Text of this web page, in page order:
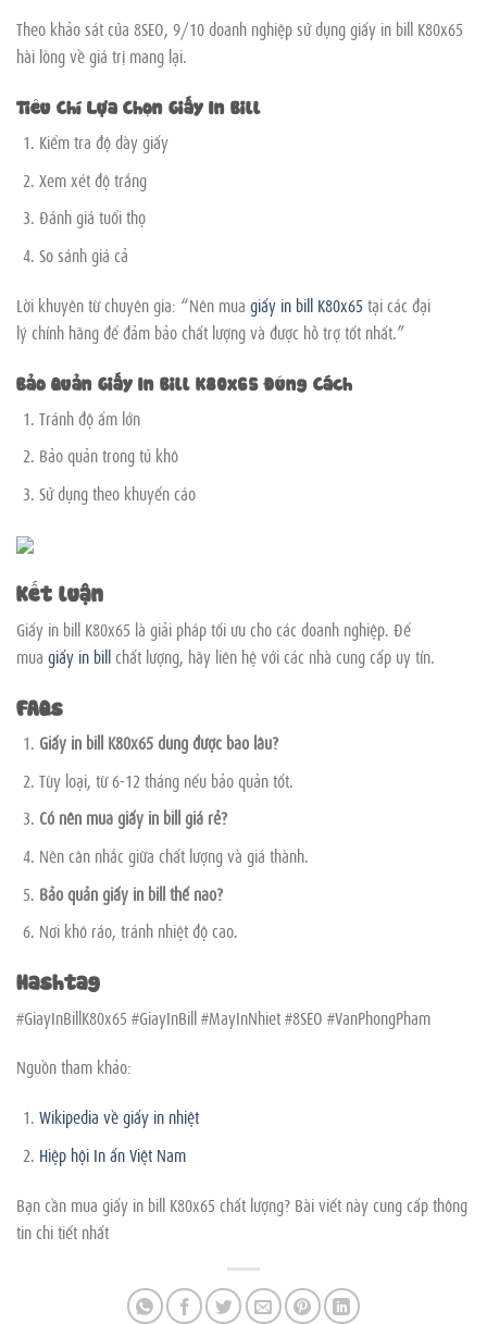
Theo khảo sát của 8SEO, 9/10 doanh nghiệp sử dụng giấy in bill K80x65
hài lòng về giá trị mang lại.
Tiêu Chí Lựa Chọn Giấy In Bill
Kiểm tra độ dày giấy
Xem xét độ trắng
Đánh giá tuổi thọ
So sánh giá cả
Lời khuyên từ chuyên gia: “Nên mua giấy in bill K80x65tại các đại
lý chính hãng để đảm bảo chất lượng và được hỗ trợ tốt nhất.”
Bảo Quản Giấy In Bill K80x65 Đúng Cách
Tránh độ ẩm lớn
Bảo quản trong tủ khô
Sử dụng theo khuyến cáo
Kết luận
Giấy in bill K80x65 là giải pháp tối ưu cho các doanh nghiệp. Để
mua giấy in billchất lượng, hãy liên hệ với các nhà cung cấp uy tín.
FAQs
Giấy in bill K80x65 dùng được bao lâu?
Tùy loại, từ 6-12 tháng nếu bảo quản tốt.
Có nên mua giấy in bill giá rẻ?
Nên cân nhắc giữa chất lượng và giá thành.
Bảo quản giấy in bill thế nào?
Nơi khô ráo, tránh nhiệt độ cao.
Hashtag
#GiayInBillK80x65 #GiayInBill #MayInNhiet #8SEO #VanPhongPham
Nguồn tham khảo:
Wikipedia về giấy in nhiệt
Hiệp hội In ấn Việt Nam
Bạn cần mua giấy in bill K80x65 chất lượng? Bài viết này cung cấp thông
tin chi tiết nhất